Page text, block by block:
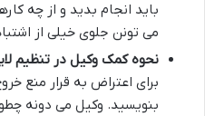
باید انجام بدید و از چه
می تونن جلوی خیلی از
نحوه کمک وکیل در تنظیم
برای اعتراض به قرار منع
بنویسید. وکیل می دونه